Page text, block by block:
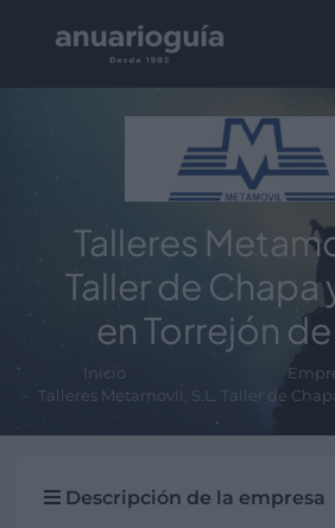
Talleres
Taller de Chapa
en Torrejón
Inicio
Talleres Metamovil, S.L. Taller de Chapa y
Descripción de la empresa